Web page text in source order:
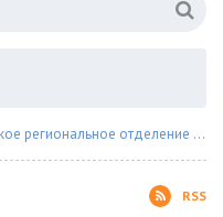
региональное отделение
RSS